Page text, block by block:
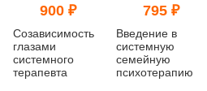
900 ₽
Созависимость
глазами
системного
терапевта
795 ₽
Введение в
системную
семейную
психотерапию